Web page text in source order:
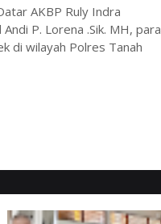
AKBP Ruly Indra
P. Lorena .Sik. MH, para
di wilayah Polres Tanah